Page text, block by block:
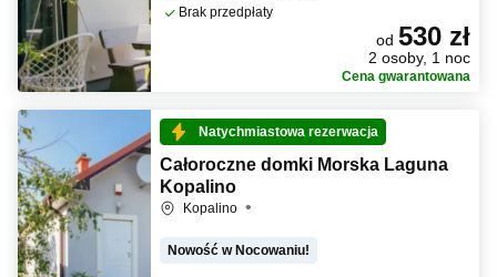
Brak przedpłaty
od 530 zł
2 osoby, 1 noc
Cena gwarantowana
Natychmiastowa rezerwacja
Całoroczne domki Morska Laguna
Kopalino
Kopalino
Nowość w Nocowaniu!